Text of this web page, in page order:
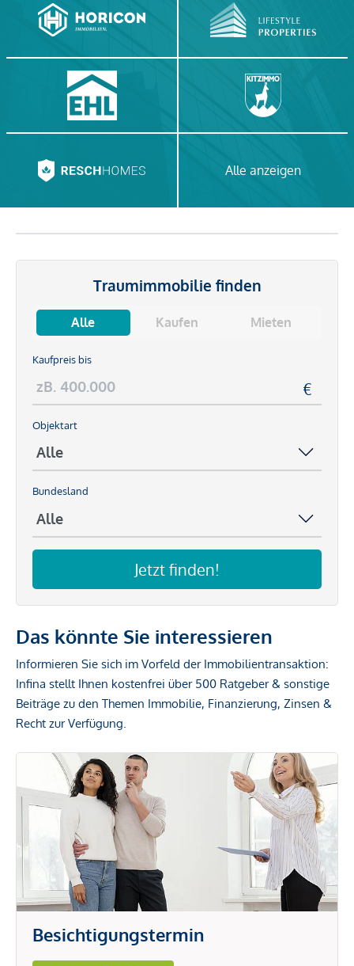
Alle anzeigen
Traumimmobilie finden
Alle Kaufen Mieten
Kaufpreis bis
Objektart
Bundesland
Jetzt finden!
Das könnte Sie interessieren
Informieren Sie sich im Vorfeld der Immobilientransaktion:
Infina stellt Ihnen kostenfrei über 500 Ratgeber & sonstige
Beiträge zu den Themen Immobilie, Finanzierung, Zinsen &
Recht zur Verfügung.
Besichtigungstermin